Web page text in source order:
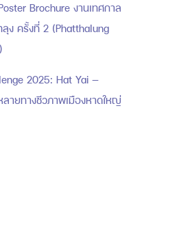
Brochure งานเทศกาล
ง ครั้งที่ 2 (Phatthalung
2025: Hat Yai —
ายทางชีวภาพเมืองหาดใหญ่